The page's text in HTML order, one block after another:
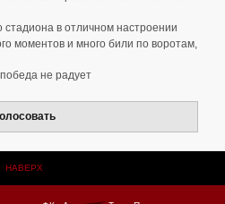
в отличном настроении
моментов и много били по воротам,
не радует
НАВЕРХ